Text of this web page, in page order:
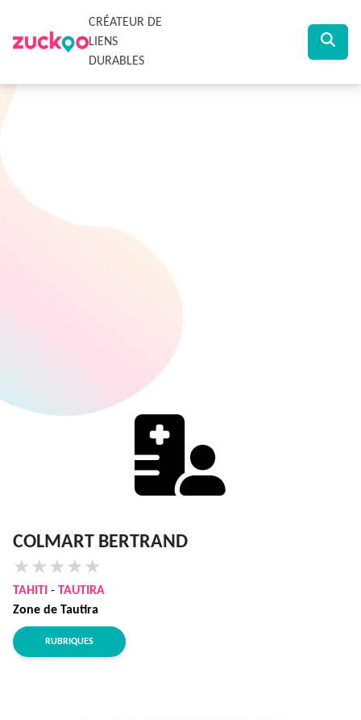
CRÉATEUR DE
LIENS
DURABLES
COLMART BERTRAND
★ ★ ★ ★ ★
TAHITI - TAUTIRA
Zone de Tautira
RUBRIQUES